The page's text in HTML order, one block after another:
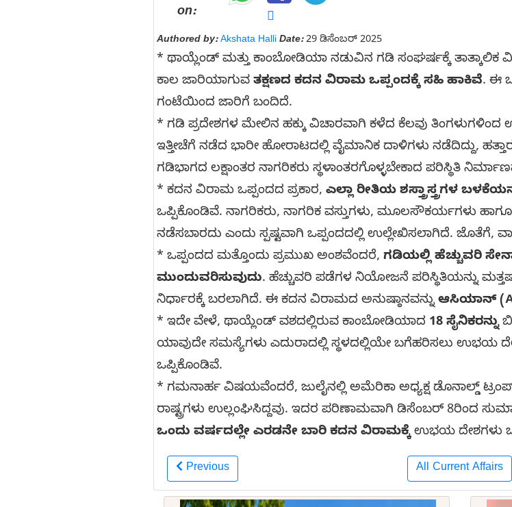
on:
Authored by: Akshata Halli Date:29 ಡಿಸೆಂಬರ್ 2025
* ಥಾಯ್ಲೆಂಡ್ ಮತ್ತು ಕಾಂಬೋಡಿಯಾ ನಡುವಿನ ಗಡಿ ಸಂಘರ್ಷಕ್ಕೆ
ಕಾಲ ಜಾರಿಯಾಗುವ ತಕ್ಷಣದ ಕದನ ವಿರಾಮ ಒಪ್ಪಂದಕ್ಕೆ ಸಹಿ ಹಾಕಿವೆ. ಈ
ಗಂಟೆಯಿಂದ ಜಾರಿಗೆ ಬಂದಿದೆ.
* ಗಡಿ ಪ್ರದೇಶಗಳ ಮೇಲಿನ ಹಕ್ಕು ವಿಚಾರವಾಗಿ ಕಳೆದ ಕೆಲವು ತಿಂಗಳುಗಳಿಂದ
ಇತ್ತೀಚೆಗೆ ನಡೆದ ಭಾರೀ ಹೋರಾಟದಲ್ಲಿ ವೈಮಾನಿಕ ದಾಳಿಗಳು ನಡೆದಿದ್ದು,
ಗಡಿಭಾಗದ ಲಕ್ಷಾಂತರ ನಾಗರಿಕರು ಸ್ಥಳಾಂತರಗೊಳ್ಳಬೇಕಾದ ಪರಿಸ್ಥಿತಿ
* ಕದನ ವಿರಾಮ ಒಪ್ಪಂದದ ಪ್ರಕಾರ, ಎಲ್ಲಾ ರೀತಿಯ ಶಸ್ತ್ರಾಸ್ತ್ರಗಳ
ಒಪ್ಪಿಕೊಂಡಿವೆ. ನಾಗರಿಕರು, ನಾಗರಿಕ ವಸ್ತುಗಳು, ಮೂಲಸೌಕರ್ಯಗಳು
ನಡೆಸಬಾರದು ಎಂದು ಸ್ಪಷ್ಟವಾಗಿ ಒಪ್ಪಂದದಲ್ಲಿ ಉಲ್ಲೇಖಿಸಲಾಗಿದೆ.
* ಒಪ್ಪಂದದ ಮತ್ತೊಂದು ಪ್ರಮುಖ ಅಂಶವೆಂದರೆ, ಗಡಿಯಲ್ಲಿ ಹೆಚ್ಚುವರಿ
ಮುಂದುವರಿಸುವುದು. ಹೆಚ್ಚುವರಿ ಪಡೆಗಳ ನಿಯೋಜನೆ ಪರಿಸ್ಥಿತಿಯನ್ನು
ನಿರ್ಧಾರಕ್ಕೆ ಬರಲಾಗಿದೆ. ಈ ಕದನ ವಿರಾಮದ ಅನುಷ್ಠಾನವನ್ನುಆಸಿಯಾನ್
* ಇದೇ ವೇಳೆ, ಥಾಯ್ಲೆಂಡ್ ವಶದಲ್ಲಿರುವ ಕಾಂಬೋಡಿಯಾದ 18 ಸೈನಿಕರನ್ನು
ಯಾವುದೇ ಸಮಸ್ಯೆಗಳು ಎದುರಾದಲ್ಲಿ ಸ್ಥಳದಲ್ಲಿಯೇ ಬಗೆಹರಿಸಲು ಉಭಯ
ಒಪ್ಪಿಕೊಂಡಿವೆ.
* ಗಮನಾರ್ಹ ವಿಷಯವೆಂದರೆ, ಜುಲೈನಲ್ಲಿ ಅಮೆರಿಕಾ ಅಧ್ಯಕ್ಷ ಡೊನಾಲ್ಡ್
ರಾಷ್ಟ್ರಗಳು ಉಲ್ಲಂಘಿಸಿದ್ದವು. ಇದರ ಪರಿಣಾಮವಾಗಿ ಡಿಸೆಂಬರ್ 8ರಿಂದ
ಒಂದು ವರ್ಷದಲ್ಲೇ ಎರಡನೇ ಬಾರಿ ಕದನ ವಿರಾಮಕ್ಕೆಉಭಯ ದೇಶಗಳು
Previous All Current Affairs